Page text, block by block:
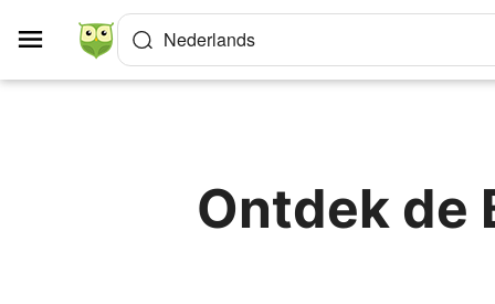
Nederlands
Ontdek de